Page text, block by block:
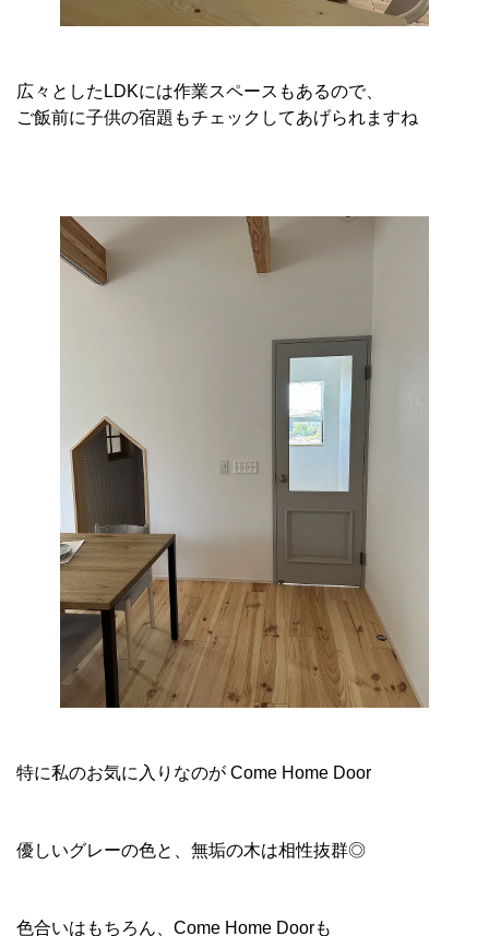
広々としたLDKには作業スペースもあるので、
ご飯前に子供の宿題もチェックしてあげられますね
特に私のお気に入りなのが Come Home Door
優しいグレーの色と、無垢の木は相性抜群◎
色合いはもちろん、Come Home Doorも